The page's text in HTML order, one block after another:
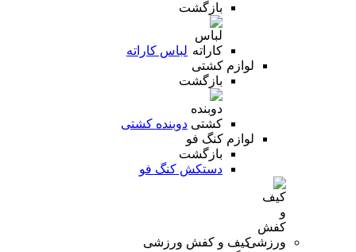
بازگشت
لباس کاراته
لوازم کشتی
بازگشت
دوبنده کشتی
لوازم کنگ فو
بازگشت
دستکش کنگ فو
کیف و کفش ورزشی